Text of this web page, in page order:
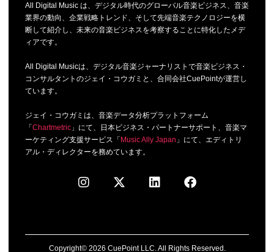
All Digital Music は、デジタル時代のグローバル音楽ビジネス、音楽
業界の動向、企業戦略トレンド、そして先端音楽テクノロジーを横
断して紹介し、未来の音楽ビジネスを考察することに特化したメデ
ィアです。
All Digital Musicは、デジタル音楽ジャーナリストで音楽ビジネス・
コンサルタントのジェイ・コウガミと、合同会社CuePointが運営し
ています。
ジェイ・コウガミは、音楽データ分析プラットフォーム
「 Chartmetric」にて、日本ビジネス・パートナーサポート、音楽マ
ーケティング支援サービス「 Music Ally Japan 」にて、エディトリ
アル・ディレクターを務めています。
Copyright© 2026 CuePoint LLC. All Rights Reserved.